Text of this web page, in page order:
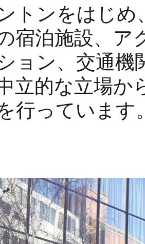
トンをはじめ
宿泊施設、ア
ョン、交通
立的な立場か
行っています。